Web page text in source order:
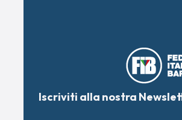
Iscriviti alla nostra